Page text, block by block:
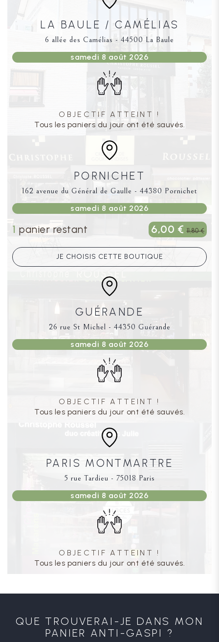
LA BAULE / CAMÉLIAS
6 allée des Camélias - 44500 La Baule
samedi 8 août 2026
OBJECTIF ATTEINT !
Tous les paniers du jour ont été sauvés.
PORNICHET
162 avenue du Général de Gaulle - 44380 Pornichet
samedi 8 août 2026
1 panier restant 6,00 € 11,80 €
JE CHOISIS CETTE BOUTIQUE
GUÉRANDE
26 rue St Michel - 44350 Guérande
samedi 8 août 2026
OBJECTIF ATTEINT !
Tous les paniers du jour ont été sauvés.
PARIS MONTMARTRE
5 rue Tardieu - 75018 Paris
samedi 8 août 2026
OBJECTIF ATTEINT !
Tous les paniers du jour ont été sauvés.
QUE TROUVERAI-JE DANS MON
PANIER ANTI-GASPI ?